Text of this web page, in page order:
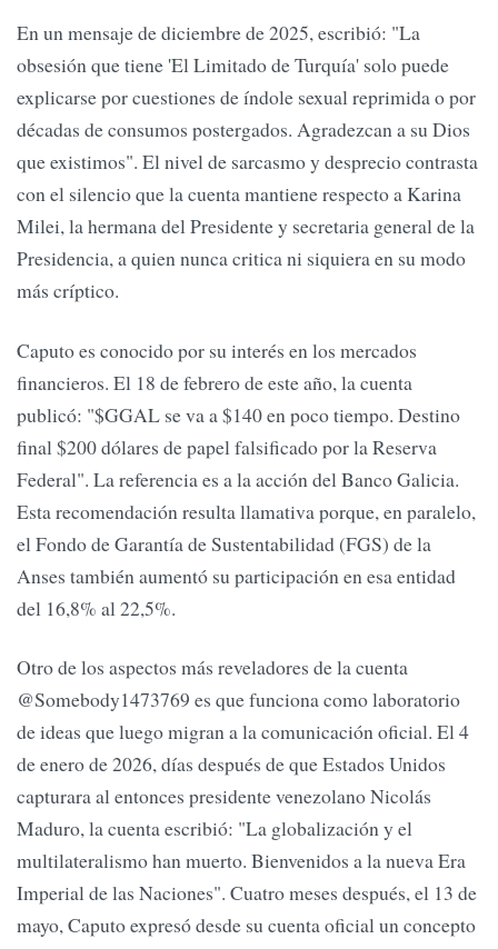
En un mensaje de diciembre de 2025, escribió: "La
obsesión que tiene 'El Limitado de Turquía' solo puede
explicarse por cuestiones de índole sexual reprimida o por
décadas de consumos postergados. Agradezcan a su Dios
que existimos". El nivel de sarcasmo y desprecio contrasta
con el silencio que la cuenta mantiene respecto a Karina
Milei, la hermana del Presidente y secretaria general de la
Presidencia, a quien nunca critica ni siquiera en su modo
más críptico.
Caputo es conocido por su interés en los mercados
financieros. El 18 de febrero de este año, la cuenta
publicó: "$GGAL se va a $140 en poco tiempo. Destino
final $200 dólares de papel falsificado por la Reserva
Federal". La referencia es a la acción del Banco Galicia.
Esta recomendación resulta llamativa porque, en paralelo,
el Fondo de Garantía de Sustentabilidad (FGS) de la
Anses también aumentó su participación en esa entidad
del 16,8% al 22,5%.
Otro de los aspectos más reveladores de la cuenta
@Somebody1473769 es que funciona como laboratorio
de ideas que luego migran a la comunicación oficial. El 4
de enero de 2026, días después de que Estados Unidos
capturara al entonces presidente venezolano Nicolás
Maduro, la cuenta escribió: "La globalización y el
multilateralismo han muerto. Bienvenidos a la nueva Era
Imperial de las Naciones". Cuatro meses después, el 13 de
mayo, Caputo expresó desde su cuenta oficial un concepto